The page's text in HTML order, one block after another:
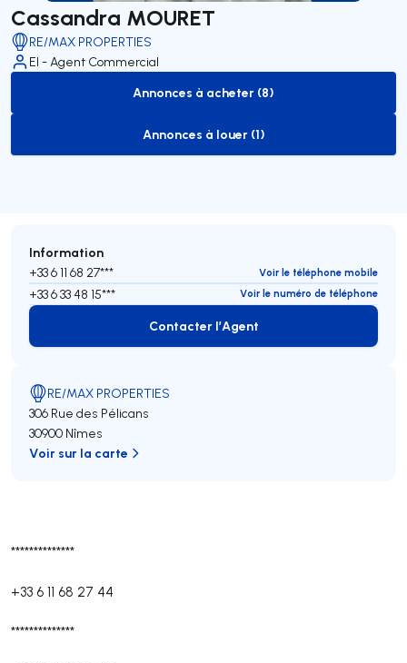
Cassandra MOURET
RE/MAX PROPERTIES
EI - Agent Commercial
to-buy-listing
Annonces à acheter (8)
to-rent-listing
Annonces à louer (1)
**************
+33 6 11 68 27 44
**************
Information
+33 6 11 68 27*** Voir le téléphone mobile
+33 6 33 48 15*** Voir le numéro de téléphone
Contacter l’Agent
Contacter l’Agent
RE/MAX PROPERTIES
306 Rue des Pélicans
30900 Nîmes
Voir sur la carte